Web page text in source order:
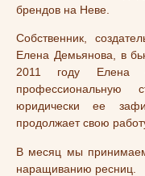
брендов на Неве.
Собственник,
Елена Демьянова, в
2011 году Елена
юридически ее
продолжает свою
В месяц мы
наращиванию ресниц.